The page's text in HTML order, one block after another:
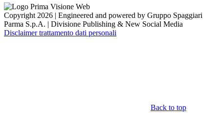
Copyright 2026 | Engineered and powered by Gruppo Spaggiari
Parma S.p.A. | Divisione Publishing & New Social Media
Disclaimer trattamento dati personali
Back to top